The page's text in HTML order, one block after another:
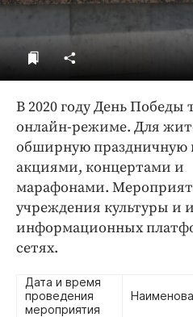
В 2020 году День Победы
онлайн-режиме. Для
обширную праздничную
акциями, концертами и
марафонами.
учреждения культуры и
информационных
сетях.
Дата и время
проведения
мероприятия